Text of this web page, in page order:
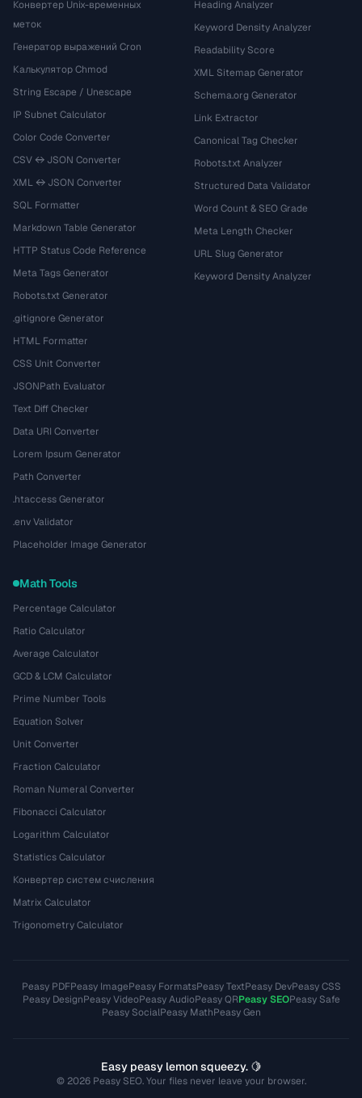
Конвертер Unix-временных
меток
Генератор выражений Cron
Калькулятор Chmod
String Escape / Unescape
IP Subnet Calculator
Color Code Converter
CSV ↔ JSON Converter
XML ↔ JSON Converter
SQL Formatter
Markdown Table Generator
HTTP Status Code Reference
Meta Tags Generator
Robots.txt Generator
.gitignore Generator
HTML Formatter
CSS Unit Converter
JSONPath Evaluator
Text Diff Checker
Data URI Converter
Lorem Ipsum Generator
Path Converter
.htaccess Generator
.env Validator
Placeholder Image Generator
Heading Analyzer
Keyword Density Analyzer
Readability Score
XML Sitemap Generator
Schema.org Generator
Link Extractor
Canonical Tag Checker
Robots.txt Analyzer
Structured Data Validator
Word Count & SEO Grade
Meta Length Checker
URL Slug Generator
Keyword Density Analyzer
Math Tools
Percentage Calculator
Ratio Calculator
Average Calculator
GCD & LCM Calculator
Prime Number Tools
Equation Solver
Unit Converter
Fraction Calculator
Roman Numeral Converter
Fibonacci Calculator
Logarithm Calculator
Statistics Calculator
Конвертер систем счисления
Matrix Calculator
Trigonometry Calculator
Peasy PDFPeasy ImagePeasy FormatsPeasy TextPeasy DevPeasy CSS
Peasy DesignPeasy VideoPeasy AudioPeasy QRPeasy SEOPeasy Safe
Peasy SocialPeasy MathPeasy Gen
Easy peasy lemon squeezy. 🍋
© 2026 Peasy SEO. Your files never leave your browser.